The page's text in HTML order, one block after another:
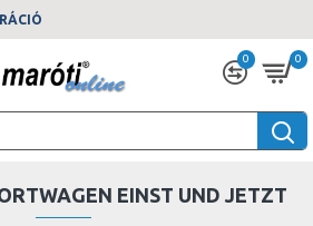
0 0
EINST UND JETZT